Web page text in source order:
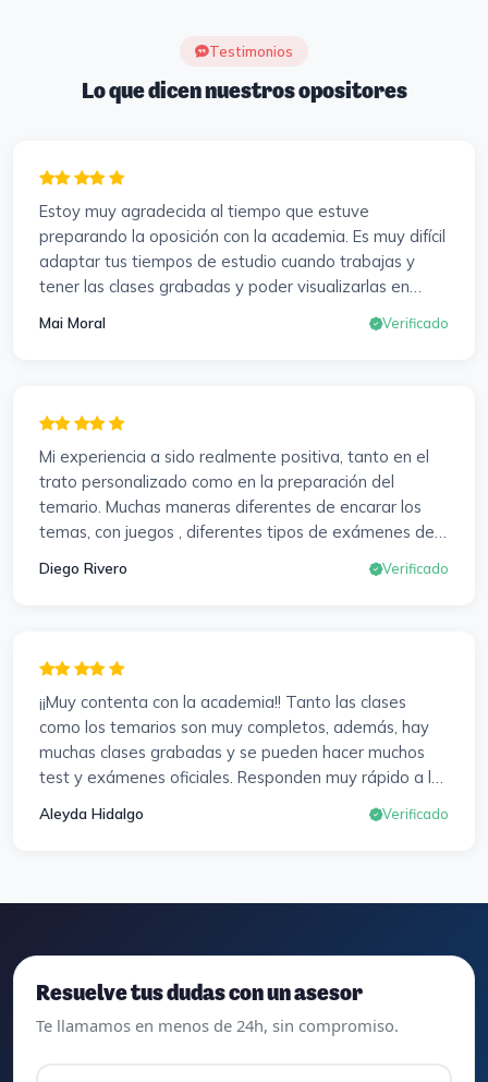
Testimonios
Lo que dicen nuestros opositores
Estoy muy agradecida al tiempo que estuve
preparando la oposición con la academia. Es muy difícil
adaptar tus tiempos de estudio cuando trabajas y
tener las clases grabadas y poder visualizarlas en
cualquier momento y las veces que sea necesario, se
agradece mucho. Sabemos que el trabajo de estudio
profesores accesibles, atentos y dispuestos para
resolver dudas, se agradece. Incluso se ofrecieron a
ayudarme a buscar impugnaciones de preguntas del
examen para subir nota. Gracias Vanesa y Pablo.
Mai Moral Verificado
Mi experiencia a sido realmente positiva, tanto en el
trato personalizado como en la preparación del
temario. Muchas maneras diferentes de encarar los
temas, con juegos , diferentes tipos de exámenes de
preparación y un temario muy al día. Una experiencia
muy positiva en todos los sentidos.
Diego Rivero Verificado
¡¡Muy contenta con la academia!! Tanto las clases
como los temarios son muy completos, además, hay
muchas clases grabadas y se pueden hacer muchos
test y exámenes oficiales. Responden muy rápido a los
correros y cada pocos días hay seminarios. Lo vuelvo a
decir, ¡¡Muy Contenta!!
Aleyda Hidalgo Verificado
Resuelve tus dudas con un asesor
Te llamamos en menos de 24h, sin compromiso.